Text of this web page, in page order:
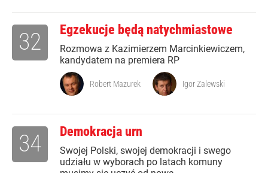
Egzekucje będą natychmiastowe
Rozmowa z Kazimierzem Marcinkiewiczem,
kandydatem na premiera RP
32
Robert Mazurek Igor Zalewski
Demokracja urn
Swojej Polski, swojej demokracji i swego
udziału w wyborach po latach komuny
34